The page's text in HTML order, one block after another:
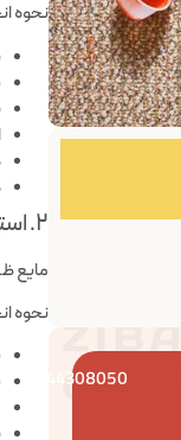
44308050
نحوه
۲. استفاده از مایع ظرفشویی
مایع
نحوه